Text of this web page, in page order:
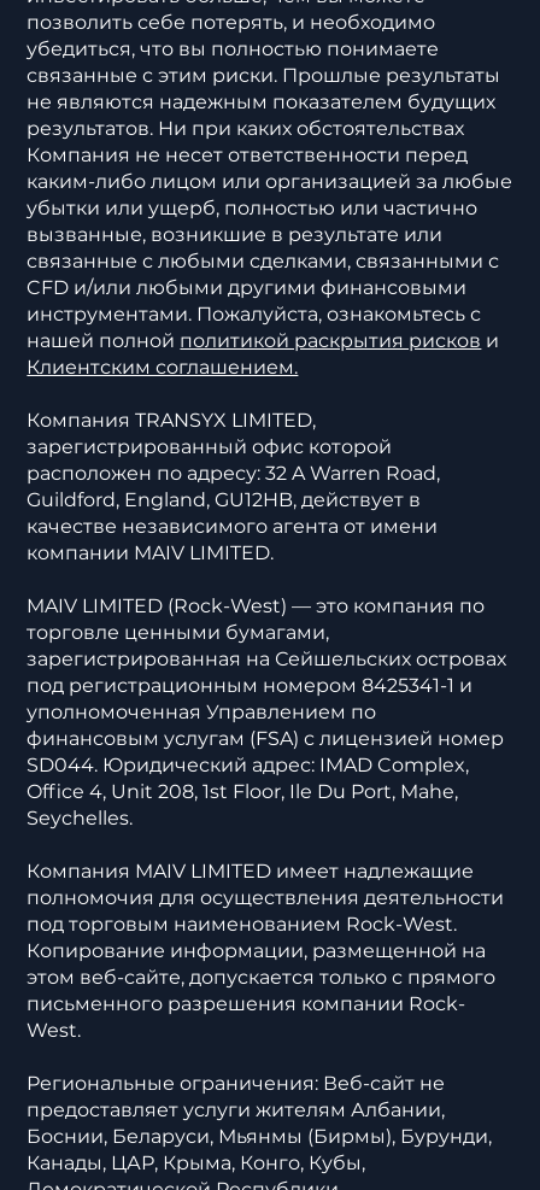
вероятность потери всего капитала. Не следует
инвестировать больше, чем вы можете
позволить себе потерять, и необходимо
убедиться, что вы полностью понимаете
связанные с этим риски. Прошлые результаты
не являются надежным показателем будущих
результатов. Ни при каких обстоятельствах
Компания не несет ответственности перед
каким-либо лицом или организацией за любые
убытки или ущерб, полностью или частично
вызванные, возникшие в результате или
связанные с любыми сделками, связанными с
CFD и/или любыми другими финансовыми
инструментами. Пожалуйста, ознакомьтесь с
нашей полнойполитикой раскрытия рисков
Клиентским соглашением.
Компания TRANSYX LIMITED,
зарегистрированный офис которой
расположен по адресу: 32 A Warren Road,
Guildford, England, GU12HB, действует в
компании MAIV LIMITED.
MAIV LIMITED (Rock-West) — это компания по
торговле ценными бумагами,
зарегистрированная на Сейшельских островах
под регистрационным номером 8425341-1 и
уполномоченная Управлением по
финансовым услугам (FSA) с лицензией номер
SD044. Юридический адрес: IMAD Complex,
Office 4, Unit 208, 1st Floor, Ile Du Port, Mahe,
Seychelles.
Компания MAIV LIMITED имеет надлежащие
полномочия для осуществления деятельности
под торговым наименованием Rock-West.
Копирование информации, размещенной на
этом веб-сайте, допускается только с прямого
West.
Региональные ограничения: Веб-сайт не
предоставляет услуги жителям Албании,
Боснии, Беларуси, Мьянмы (Бирмы), Бурунди,